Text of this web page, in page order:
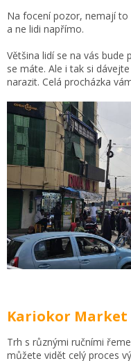
Na focení pozor, nemají
a ne lidi napřímo.
Většina lidí se na vás
se máte. Ale i tak si
narazit. Celá procházka
Kariokor Market
Trh s různými ručními
můžete vidět celý proces